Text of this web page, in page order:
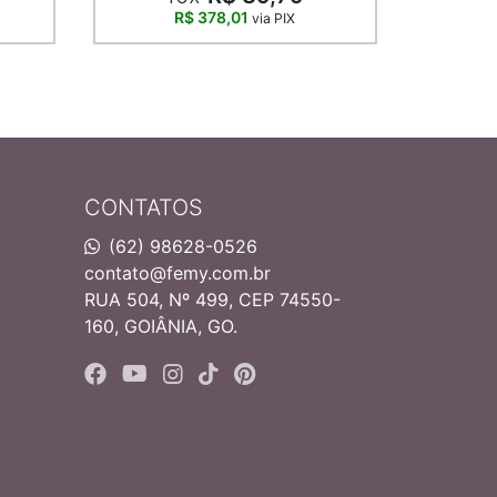
R$ 378,01via PIX
CONTATOS
(62) 98628-0526
contato@femy.com.br
RUA 504, Nº 499, CEP 74550-
160, GOIÂNIA, GO.